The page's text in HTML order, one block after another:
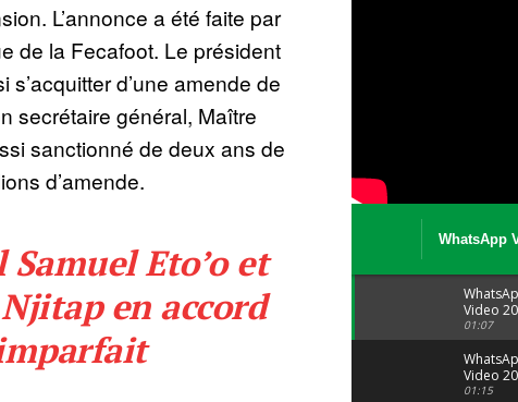
L’annonce a été faite par
de la Fecafoot. Le président
d’une amende de
secrétaire général, Maître
sanctionné de deux ans de
d’amende.
Eto’o et
en accord
WhatsApp
Video
04 at 15
01:07
Video
29 at 12
01:15